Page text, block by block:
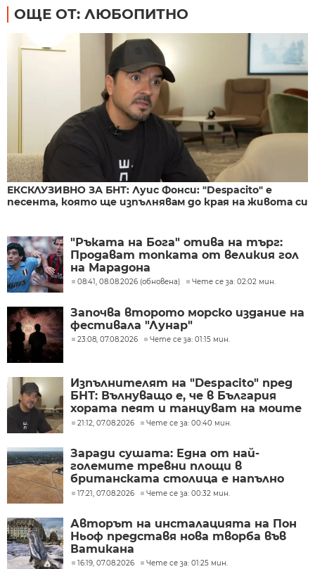
ОЩЕ ОТ: ЛЮБОПИТНО
ЕКСКЛУЗИВНО ЗА БНТ: Луис Фонси: "Despacito" е
песента, която ще изпълнявам до края на живота си
"Ръката на Бога" отива на търг:
Продават топката от великия гол
на Марадона
08:41, 08.08.2026 (обновена) Чете се за: 02:02 мин.
Започва второто морско издание на
фестивала "Лунар"
23:08, 07.08.2026 Чете се за: 01:15 мин.
Изпълнителят на "Despacito" пред
БНТ: Вълнуващо е, че в България
хората пеят и танцуват на моите
песни
21:12, 07.08.2026 Чете се за: 00:40 мин.
Заради сушата: Една от най-
големите тревни площи в
британската столица е напълно
изгоряла
17:21, 07.08.2026 Чете се за: 00:32 мин.
Авторът на инсталацията на Пон
Ньоф представя нова творба във
Ватикана
16:19, 07.08.2026 Чете се за: 01:25 мин.